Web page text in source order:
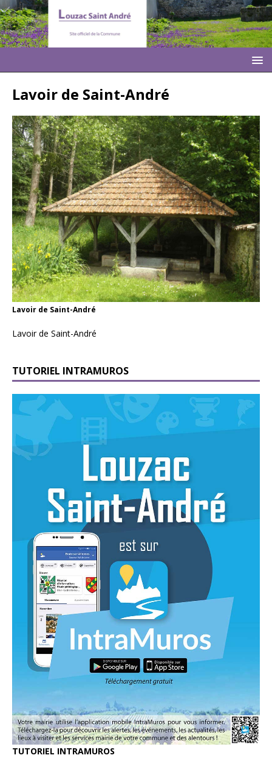
Lavoir de Saint-André
Lavoir de Saint-André
Lavoir de Saint-André
TUTORIEL INTRAMUROS
TUTORIEL INTRAMUROS